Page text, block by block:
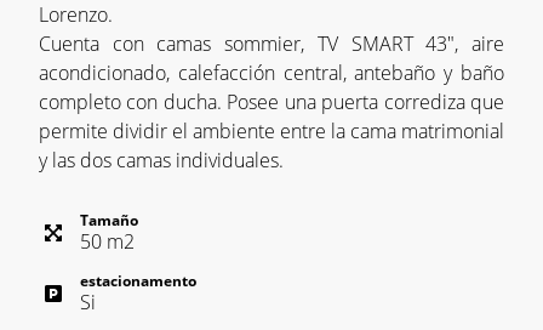
Lorenzo.
Cuenta con camas sommier, TV SMART 43", aire
acondicionado, calefacción central, antebaño y baño
completo con ducha. Posee una puerta corrediza que
permite dividir el ambiente entre la cama matrimonial
y las dos camas individuales.
Tamaño
50 m2
estacionamento
Si